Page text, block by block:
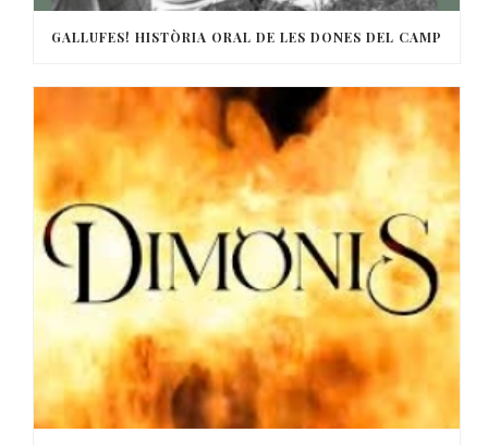
GALLUFES! HISTÒRIA ORAL DE LES DONES DEL CAMP